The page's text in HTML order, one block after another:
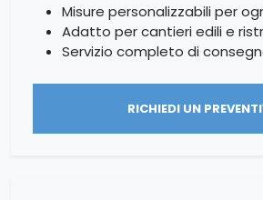
Misure personalizzabili per
Adatto per cantieri edili e
Servizio completo di
RICHIEDI UN